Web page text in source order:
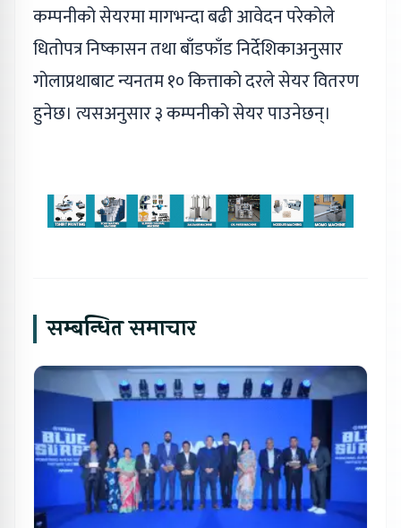
कम्पनीको सेयरमा मागभन्दा बढी आवेदन परेकोले
धितोपत्र निष्कासन तथा बाँडफाँड निर्देशिकाअनुसार
गोलाप्रथाबाट न्यनतम १० कित्ताको दरले सेयर वितरण
हुनेछ। त्यसअनुसार ३ कम्पनीको सेयर पाउनेछन्।
सम्बन्धित समाचार